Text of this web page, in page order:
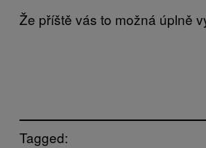
Že příště vás to možná úplně
Tagged: